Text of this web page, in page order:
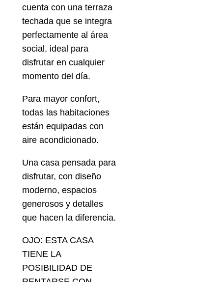
cuenta con una terraza
techada que se integra
perfectamente al área
social, ideal para
disfrutar en cualquier
momento del día.
Para mayor confort,
todas las habitaciones
están equipadas con
aire acondicionado.
Una casa pensada para
disfrutar, con diseño
moderno, espacios
generosos y detalles
que hacen la diferencia.
OJO: ESTA CASA
TIENE LA
POSIBILIDAD DE